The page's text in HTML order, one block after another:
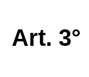
Art. 3°